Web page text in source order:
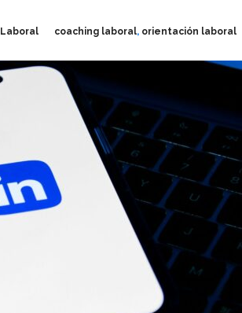
coaching laboral, orientación laboral